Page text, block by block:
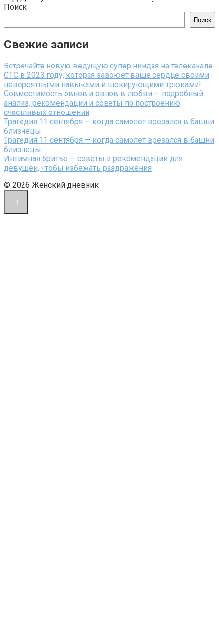
Поиск
Поиск
Свежие записи
Встречайте новую ведущую супер ниндзя на телеканале
СТС в 2023 году, которая завоюет ваше сердце своими
невероятными навыками и шокирующими трюками!
Совместимость овнов и овнов в любви — подробный
анализ, рекомендации и советы по построению
счастливых отношений
Трагедия 11 сентября — когда самолет врезался в башни
близнецы
Трагедия 11 сентября — когда самолет врезался в башни
близнецы
Интимная бритьё — советы и рекомендации для
девушек, чтобы избежать раздражения
© 2026 Женский дневник